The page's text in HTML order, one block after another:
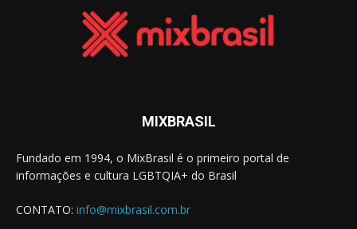
MIXBRASIL
Fundado em 1994, o MixBrasil é o primeiro portal de
informações e cultura LGBTQIA+ do Brasil
CONTATO: info@mixbrasil.com.br